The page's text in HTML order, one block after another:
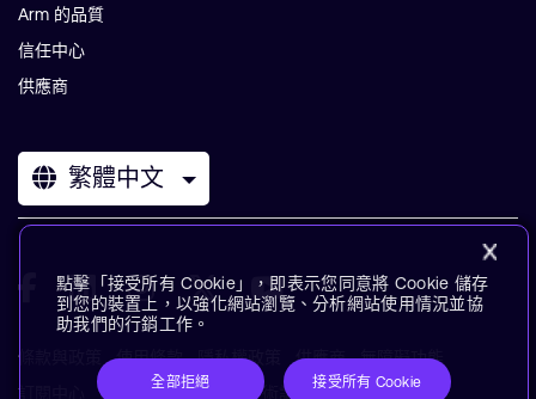
Arm 的品質
信任中心
供應商
繁體中文
條款與政策 使用條款 隱私權政策 供應商
無障礙功能
訂閱中心
商標 現代奴役聲明 術語表
點擊「接受所有 Cookie」，即表示您同意將 Cookie 儲存
到您的裝置上，以強化網站瀏覽、分析網站使用情況並協
助我們的行銷工作。
全部拒絕 接受所有 Cookie